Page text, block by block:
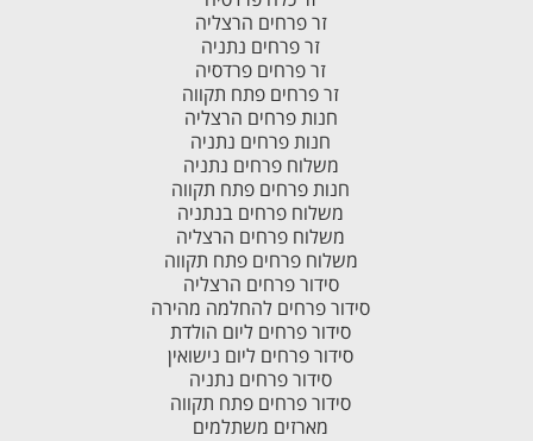
זר פרחים הרצליה
זר פרחים נתניה
זר פרחים פרדסיה
זר פרחים פתח תקווה
חנות פרחים הרצליה
חנות פרחים נתניה
משלוח פרחים נתניה
חנות פרחים פתח תקווה
משלוח פרחים בנתניה
משלוח פרחים הרצליה
משלוח פרחים פתח תקווה
סידור פרחים הרצליה
סידור פרחים להחלמה מהירה
סידור פרחים ליום הולדת
סידור פרחים ליום נישואין
סידור פרחים נתניה
סידור פרחים פתח תקווה
מארזים משתלמים